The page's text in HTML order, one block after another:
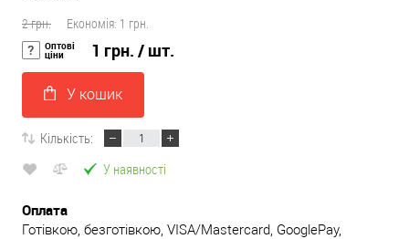
2 грн. Економія: 1 грн.
Оптові
ціни 1 грн. / шт.
У кошик
Кількість:
У наявності
Оплата
Готівкою, безготівкою, VISA/Mastercard, GooglePay,